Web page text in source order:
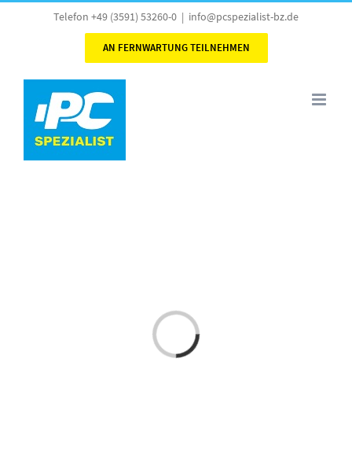
Telefon +49 (3591) 53260-0 | info@pcspezialist-bz.de
AN FERNWARTUNG TEILNEHMEN
Laden...